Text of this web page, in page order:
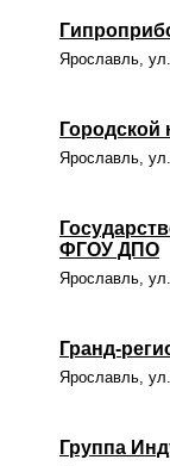
Ярославль,
Городской
Ярославль,
ФГОУ ДПО
Ярославль,
Гранд-
Ярославль,
Группа